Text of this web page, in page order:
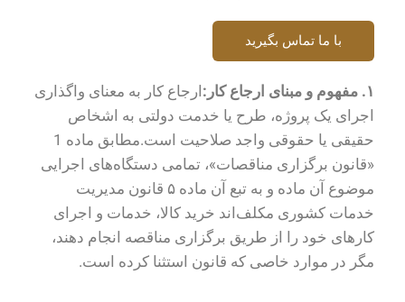
با ما تماس بگیرید
۱. مفهوم و مبنای ارجاع کار: ارجاع کار به معنای واگذاری
اجرای یک پروژه، طرح یا خدمت دولتی به اشخاص
حقیقی یا حقوقی واجد صلاحیت است.مطابق ماده 1
«قانون برگزاری مناقصات»، تمامی دستگاه‌های اجرایی
موضوع آن ماده و به تبع آن ماده ۵ قانون مدیریت
خدمات کشوری مکلف‌اند خرید کالا، خدمات و اجرای
کارهای خود را از طریق برگزاری مناقصه انجام دهند،
مگر در موارد خاصی که قانون استثنا کرده است.